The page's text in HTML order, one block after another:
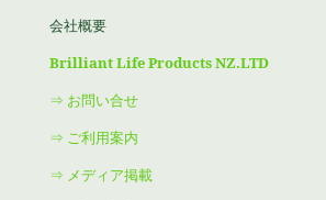
会社概要
Brilliant Life Products NZ.LTD
⇒ お問い合せ
⇒ ご利用案内
⇒ メディア掲載